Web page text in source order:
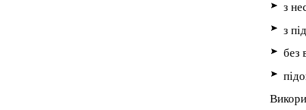
з
з
без